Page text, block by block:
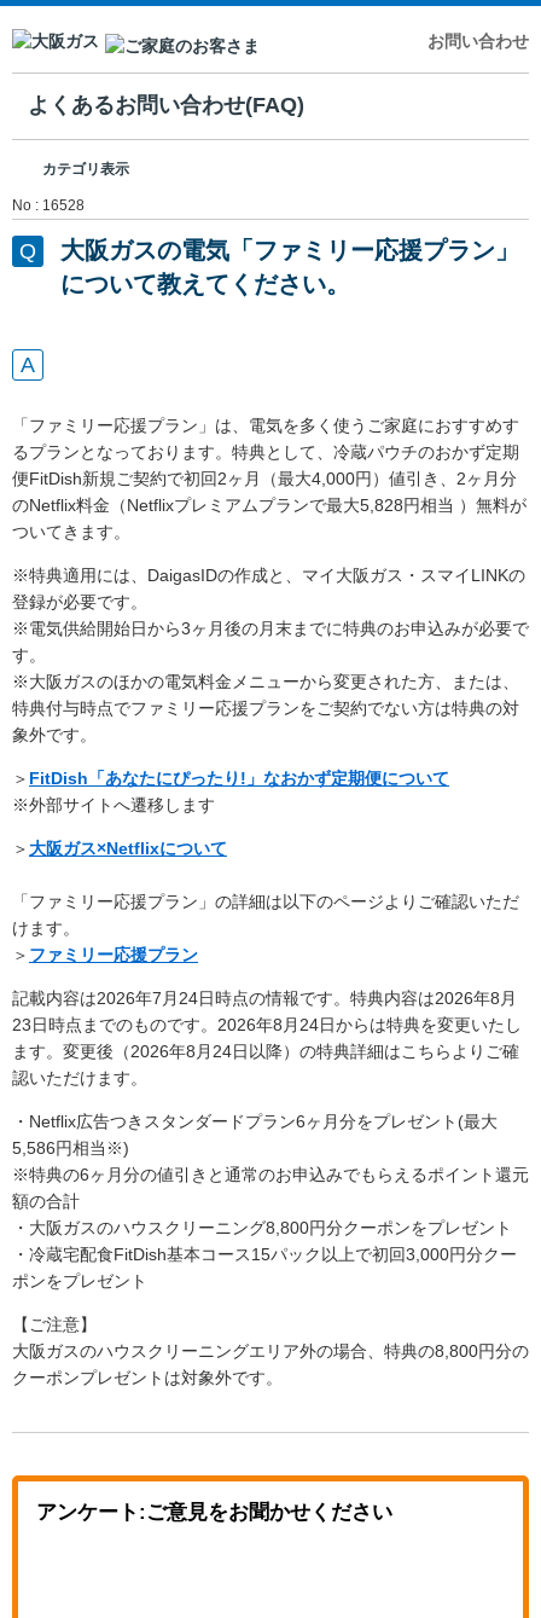
お問い合わせ
よくあるお問い合わせ(FAQ)
カテゴリ表示
No : 16528
大阪ガスの電気「ファミリー応援プラン」
について教えてください。
「ファミリー応援プラン」は、電気を多く使うご家庭におすすめす
るプランとなっております。特典として、冷蔵パウチのおかず定期
便FitDish新規ご契約で初回2ヶ月（最大4,000円）値引き、2ヶ月分
のNetflix料金（Netflixプレミアムプランで最大5,828円相当 ）無料が
ついてきます。
※特典適用には、DaigasIDの作成と、マイ大阪ガス・スマイLINKの
登録が必要です。
※電気供給開始日から3ヶ月後の月末までに特典のお申込みが必要で
す。
※大阪ガスのほかの電気料金メニューから変更された方、または、
特典付与時点でファミリー応援プランをご契約でない方は特典の対
象外です。
＞ FitDish「あなたにぴったり!」なおかず定期便について
※外部サイトへ遷移します
＞大阪ガス×Netflixについて
「ファミリー応援プラン」の詳細は以下のページよりご確認いただ
けます。
＞ ファミリー応援プラン
記載内容は2026年7月24日時点の情報です。特典内容は2026年8月
23日時点までのものです。2026年8月24日からは特典を変更いたし
ます。変更後（2026年8月24日以降）の特典詳細はこちらよりご確
認いただけます。
・Netflix広告つきスタンダードプラン6ヶ月分をプレゼント(最大
5,586円相当※)
※特典の6ヶ月分の値引きと通常のお申込みでもらえるポイント還元
額の合計
・大阪ガスのハウスクリーニング8,800円分クーポンをプレゼント
・冷蔵宅配食FitDish基本コース15パック以上で初回3,000円分クー
ポンをプレゼント
【ご注意】
大阪ガスのハウスクリーニングエリア外の場合、特典の8,800円分の
クーポンプレゼントは対象外です。
アンケート:ご意見をお聞かせください